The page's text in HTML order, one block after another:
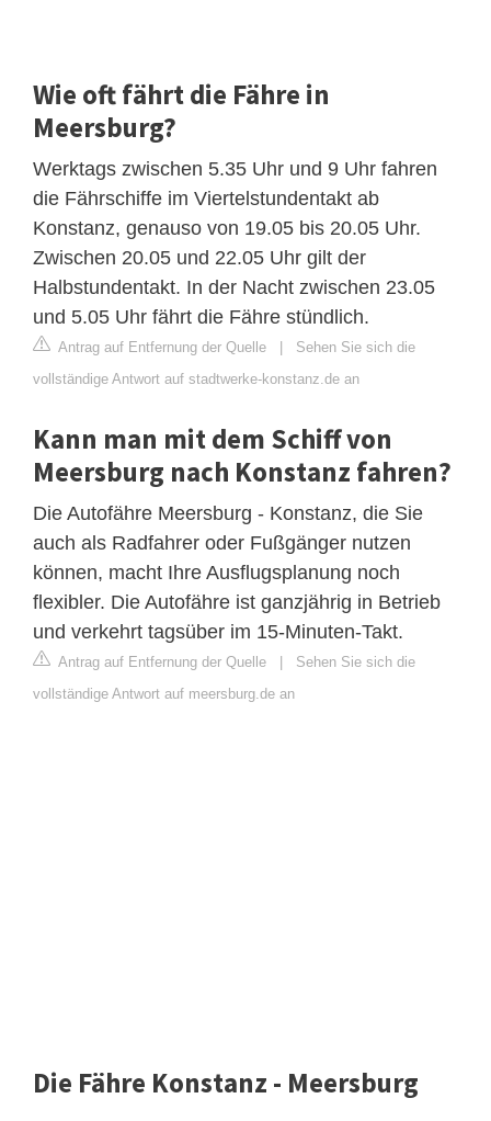
Wie oft fährt die Fähre in
Meersburg?
Werktags zwischen 5.35 Uhr und 9 Uhr fahren
die Fährschiffe im Viertelstundentakt ab
Konstanz, genauso von 19.05 bis 20.05 Uhr.
Zwischen 20.05 und 22.05 Uhr gilt der
Halbstundentakt. In der Nacht zwischen 23.05
und 5.05 Uhr fährt die Fähre stündlich.
Antrag auf Entfernung der Quelle
Sehen Sie sich die
vollständige Antwort auf stadtwerke-konstanz.de an
Kann man mit dem Schiff von
Meersburg nach Konstanz fahren?
Die Autofähre Meersburg - Konstanz, die Sie
auch als Radfahrer oder Fußgänger nutzen
können, macht Ihre Ausflugsplanung noch
flexibler. Die Autofähre ist ganzjährig in Betrieb
und verkehrt tagsüber im 15-​Minuten-Takt.
Antrag auf Entfernung der Quelle
Sehen Sie sich die
vollständige Antwort auf meersburg.de an
Die Fähre Konstanz - Meersburg